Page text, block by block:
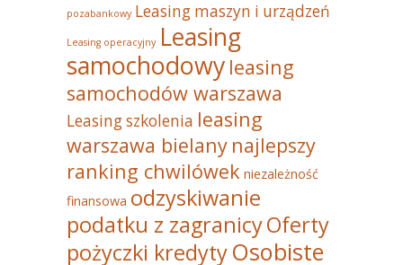
pozabankowy Leasing maszyn i urządzeń
Leasing operacyjny Leasing
samochodowy leasing
samochodów warszawa
Leasing szkolenia leasing
warszawa bielany najlepszy
ranking chwilówek niezależność
finansowa odzyskiwanie
podatku z zagranicyOferty
pożyczki kredytyOsobiste